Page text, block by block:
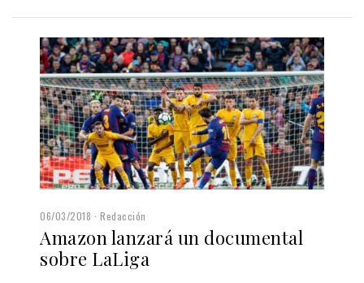
06/03/2018 Redacción
Amazon lanzará un documental
sobre LaLiga